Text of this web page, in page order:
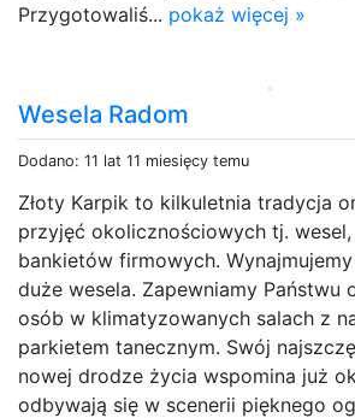
Przygotowaliś... pokaż więcej »
Wesela Radom
Dodano: 11 lat 11 miesięcy temu
Złoty Karpik to kilkuletnia tradycja
przyjęć okolicznościowych tj.
bankietów firmowych. Wynajmujemy
duże wesela. Zapewniamy Państwu
osób w klimatyzowanych salach z
parkietem tanecznym. Swój
nowej drodze życia wspomina już
odbywają się w scenerii pięknego